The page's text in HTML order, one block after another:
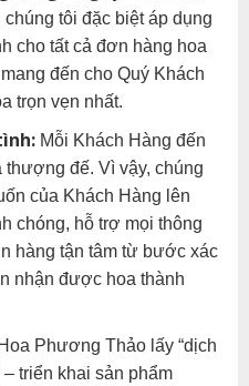
tôi đặc biệt áp dụng
cho tất cả đơn hàng hoa
đến cho Quý Khách
trọn vẹn nhất.
Mỗi Khách Hàng đến
đế. Vì vậy, chúng
của Khách Hàng lên
chóng, hỗ trợ mọi thông
hàng tận tâm từ bước xác
nhận được hoa thành
Phương Thảo lấy “dịch
triển khai sản phẩm